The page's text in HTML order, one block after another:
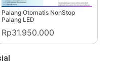
Palang Otomatis NonStop
Palang LED
Rp31.950.000